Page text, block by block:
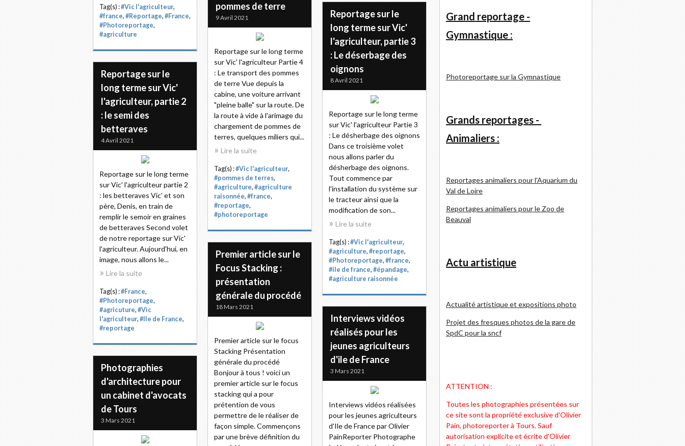
Tag(s) :#Vic l'agriculteur,
#france, #Reportage, #France,
#Photoreportage,
#agriculture
pommes de terre
9 Avril 2021
Reportage sur le long terme
sur Vic' l'agriculteur Partie 4
: Le transport des pommes
de terre Vue depuis la
cabine, une voiture arrivant
"pleine balle" sur la route. De
la route à vide à l'arimage du
chargement de pommes de
terres, quelques miliers qui...
Lire la suite
Tag(s) :#Vic l'agriculteur,
#pommes de terres,
#agriculture, #agriculture
raisonnée, #france,
#reportage,
#photoreportage
Reportage sur le
long terme sur Vic'
l'agriculteur, partie 3
: Le déserbage des
oignons
8 Avril 2021
Reportage sur le long terme
sur Vic' l'agriculteur Partie 3
: Le désherbage des oignons
Dans ce troisième volet
nous allons parler du
désherbage des oignons.
Tout commence par
l'installation du système sur
le tracteur ainsi que la
modification de son...
Lire la suite
Tag(s) :#Vic l'agriculteur,
#agriculture, #reportage,
#Photoreportage, #france,
#ile de france, #épandage,
#agriculture raisonnée
Reportage sur le
long terme sur Vic'
l'agriculteur, partie 2
: le semi des
betteraves
4 Avril 2021
Reportage sur le long terme
sur Vic' l'agriculteur partie 2
: les betteraves Vic' et son
père, Denis, en train de
remplir le semoir en graines
de betteraves Second volet
de notre reportage sur Vic'
l'agriculteur. Aujourd'hui, en
image, nous allons le...
Lire la suite
Tag(s) :#France,
#Photoreportage,
#agricuture, #Vic
l'agriculteur, #Ile de France,
#reportage
Premier article sur le
Focus Stacking :
présentation
générale du procédé
18 Mars 2021
Premier article sur le focus
Stacking Présentation
générale du procédé
Bonjour à tous ! voici un
premier article sur le focus
stacking qui a pour
prétention de vous
permettre de le réaliser de
façon simple. Commençons
par une brève définition du
Interviews vidéos
réalisés pour les
jeunes agriculteurs
d'ile de France
3 Mars 2021
Interviews vidéos réalisées
pour les jeunes agriculteurs
d'Ile de France par Olivier
PainReporter Photographe
Photographies
d'architecture pour
un cabinet d'avocats
de Tours
3 Mars 2021
Grand reportage -
Gymnastique :
Photoreportage sur la Gymnastique
Grands reportages -
Animaliers :
Reportages animaliers pour l'Aquarium du
Val de Loire
Reportages animaliers pour le Zoo de
Beauval
Actu artistique
Actualité artistique et expositions photo
Projet des fresques photos de la gare de
SpdC pour la sncf
ATTENTION :
Toutes les photographies présentées sur
ce site sont la propriété exclusive d'Olivier
Pain, photoreporter à Tours. Sauf
autorisation explicite et écrite d'Olivier